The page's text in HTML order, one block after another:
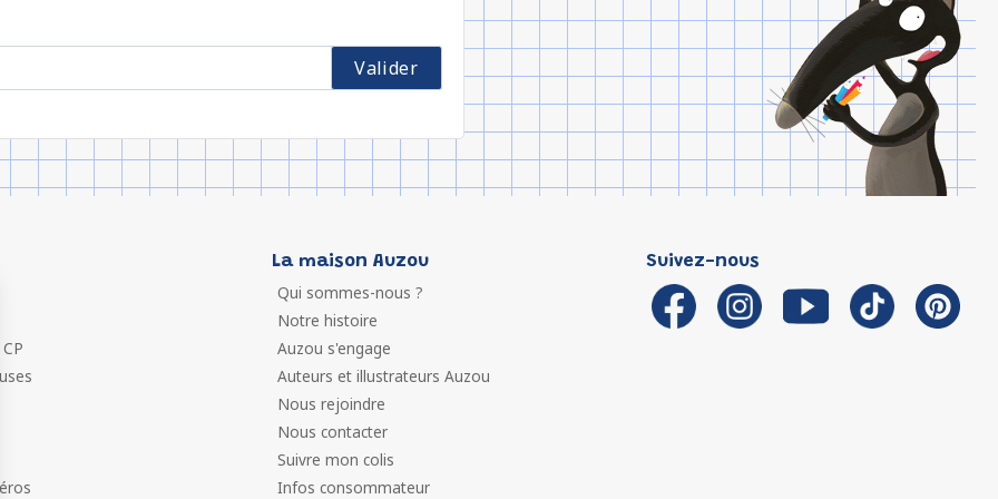
La maison Auzou
Qui sommes-nous ?
Notre histoire
Auzou s'engage
Auteurs et illustrateurs Auzou
Nous rejoindre
Nous contacter
Suivre mon colis
Infos consommateur
Suivez-nous